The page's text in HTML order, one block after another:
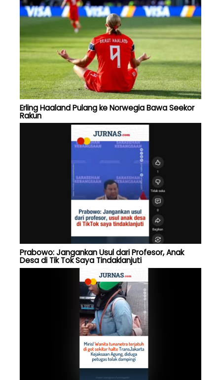
Erling Haaland Pulang ke Norwegia Bawa Seekor
Rakun
Prabowo: Jangankan Usul dari Profesor, Anak
Desa di Tik Tok Saya Tindaklanjuti